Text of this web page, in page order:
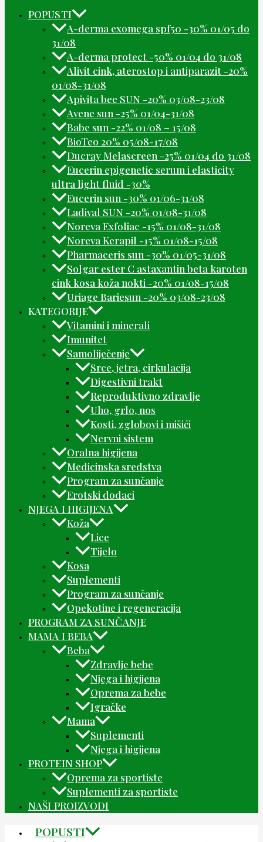
POPUSTI
A-derma exomega spf50 -30% 01/05 do
31/08
A-derma protect -50% 01/04 do 31/08
Alivit cink, aterostop i antiparazit -20%
01/08-31/08
Apivita bee SUN -20% 03/08-23/08
Avene sun -25% 01/04-31/08
Babe sun -22% 01/08 – 15/08
BioTeo 20% 05/08-17/08
Ducray Melascreen -25% 01/04 do 31/08
Eucerin epigenetic serum i elasticity
ultra light fluid -30%
Eucerin sun -30% 01/06-31/08
Ladival SUN -20% 01/08-31/08
Noreva Exfoliac -15% 01/08-31/08
Noreva Kerapil -15% 01/08-15/08
Pharmaceris sun -30% 01/05-31/08
Solgar ester C astaxantin beta karoten
cink kosa koža nokti -20% 01/08-15/08
Uriage Bariesun -20% 03/08-23/08
KATEGORIJE
Vitamini i minerali
Imunitet
Samoliječenje
Srce, jetra, cirkulacija
Digestivni trakt
Reproduktivno zdravlje
Uho, grlo, nos
Kosti, zglobovi i mišići
Nervni sistem
Oralna higijena
Medicinska sredstva
Program za sunčanje
Erotski dodaci
NJEGA I HIGIJENA
Koža
Lice
Tijelo
Kosa
Suplementi
Program za sunčanje
Opekotine i regeneracija
PROGRAM ZA SUNČANJE
MAMA I BEBA
Beba
Zdravlje bebe
Njega i higijena
Oprema za bebe
Igračke
Mama
Suplementi
Njega i higijena
PROTEIN SHOP
Oprema za sportiste
Suplementi za sportiste
NAŠI PROIZVODI
POPUSTI